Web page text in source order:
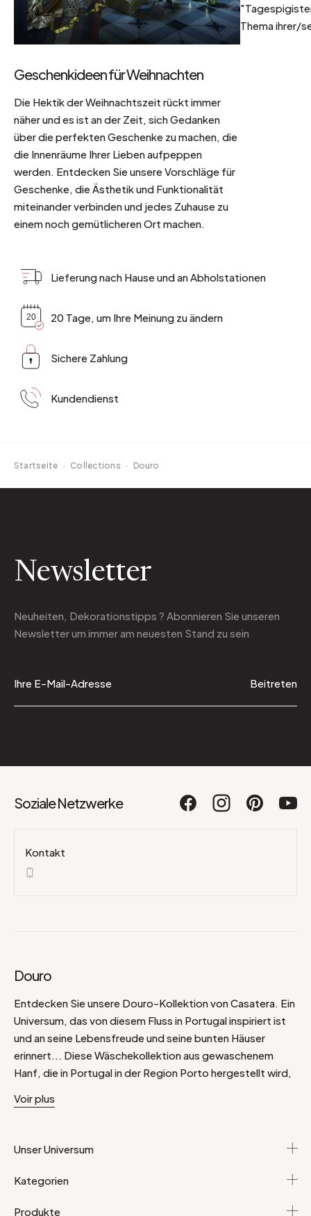
Geschenkideen für Weihnachten
Die Hektik der Weihnachtszeit rückt immer
näher und es ist an der Zeit, sich Gedanken
über die perfekten Geschenke zu machen, die
die Innenräume Ihrer Lieben aufpeppen
werden. Entdecken Sie unsere Vorschläge für
Geschenke, die Ästhetik und Funktionalität
miteinander verbinden und jedes Zuhause zu
einem noch gemütlicheren Ort machen.
Thema ihrer/
Lieferung nach Hause und an Abholstationen
20 Tage, um Ihre Meinung zu ändern
Sichere Zahlung
Kundendienst
Startseite · Collections · Douro
Newsletter
Neuheiten, Dekorationstipps ? Abonnieren Sie unseren
Newsletterum immer am neuesten Stand zu sein
Beitreten
Soziale Netzwerke
Kontakt
Douro
Entdecken Sie unsere Douro-Kollektion von Casatera. Ein
Universum, das von diesem Fluss in Portugal inspiriert ist
und an seine Lebensfreude und seine bunten Häuser
erinnert... Diese Wäschekollektion aus gewaschenem
Hanf, die in Portugal in der Region Porto hergestellt wird,
sind, mit einem Material, das unbestreitbar ökologische
einen Gipsy-Touch auf dem Sofa, weich fallende
oder ein Bettbezug aus gewaschenem Hanf auf der
Voir plus
Unser Universum
Kategorien
Produkte